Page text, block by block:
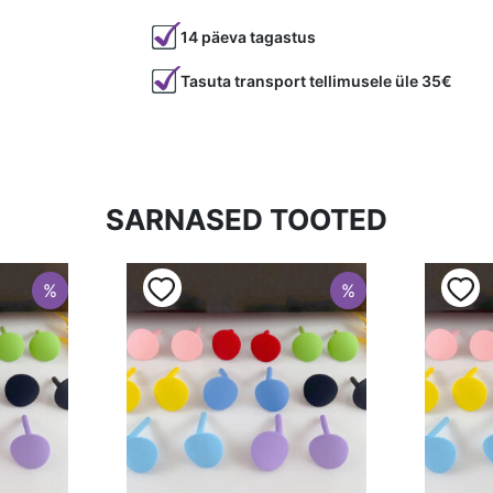
Värvus
Tüüp
ripatsi ots
14 päeva tagastus
Tasuta transport tellimusele üle 35€
SARNASED TOOTED
% %